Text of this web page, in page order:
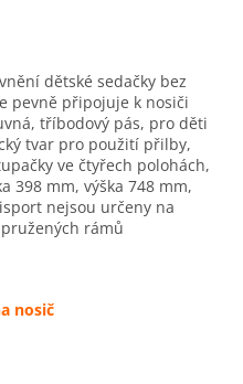
dětské sedačky bez
pevně připojuje k nosiči
tříbodový pás, pro děti
tvar pro použití přilby,
ve čtyřech polohách,
398 mm, výška 748 mm,
nejsou určeny na
rámů
nosič